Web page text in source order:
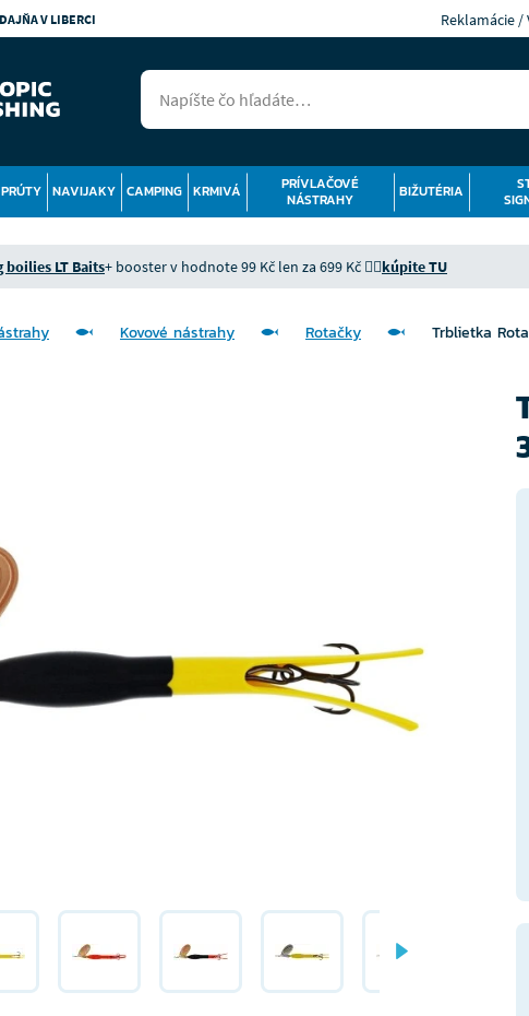
V LIBERCI Reklamácie /
PRÚTY NAVIJAKY CAMPING KRMIVÁ
PRÍVLAČOVÉ
NÁSTRAHY
BIŽUTÉRIA
boilies LT Baits+ booster v hodnote 99 Kč len za 699 Kč 👉🏻kúpite TU
Kovové nástrahy Rotačky Trblietka